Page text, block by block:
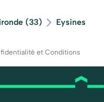
(33)
Eysines
et Conditions